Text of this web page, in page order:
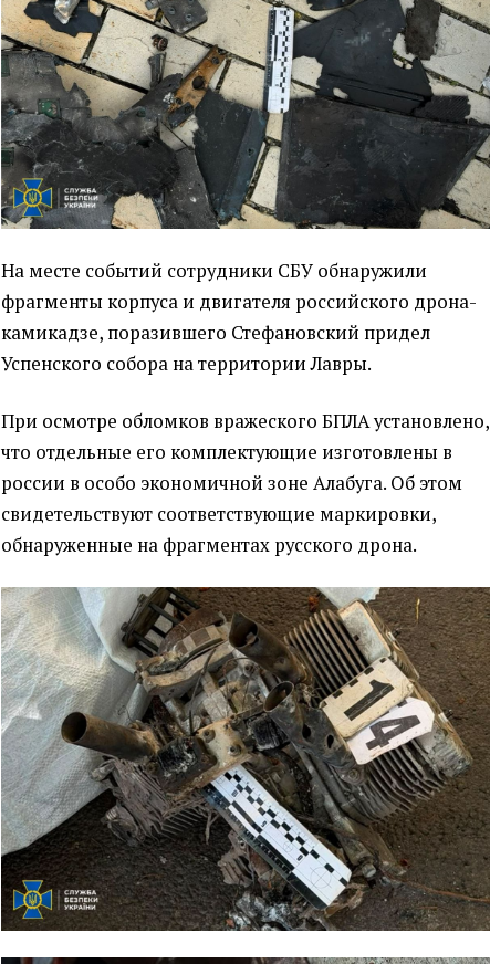
На месте событий сотрудники СБУ обнаружили
фрагменты корпуса и двигателя российского дрона-
камикадзе, поразившего Стефановский придел
Успенского собора на территории Лавры.
При осмотре обломков вражеского БПЛА установлено,
что отдельные его комплектующие изготовлены в
россии в особо экономичной зоне Алабуга. Об этом
свидетельствуют соответствующие маркировки,
обнаруженные на фрагментах русского дрона.